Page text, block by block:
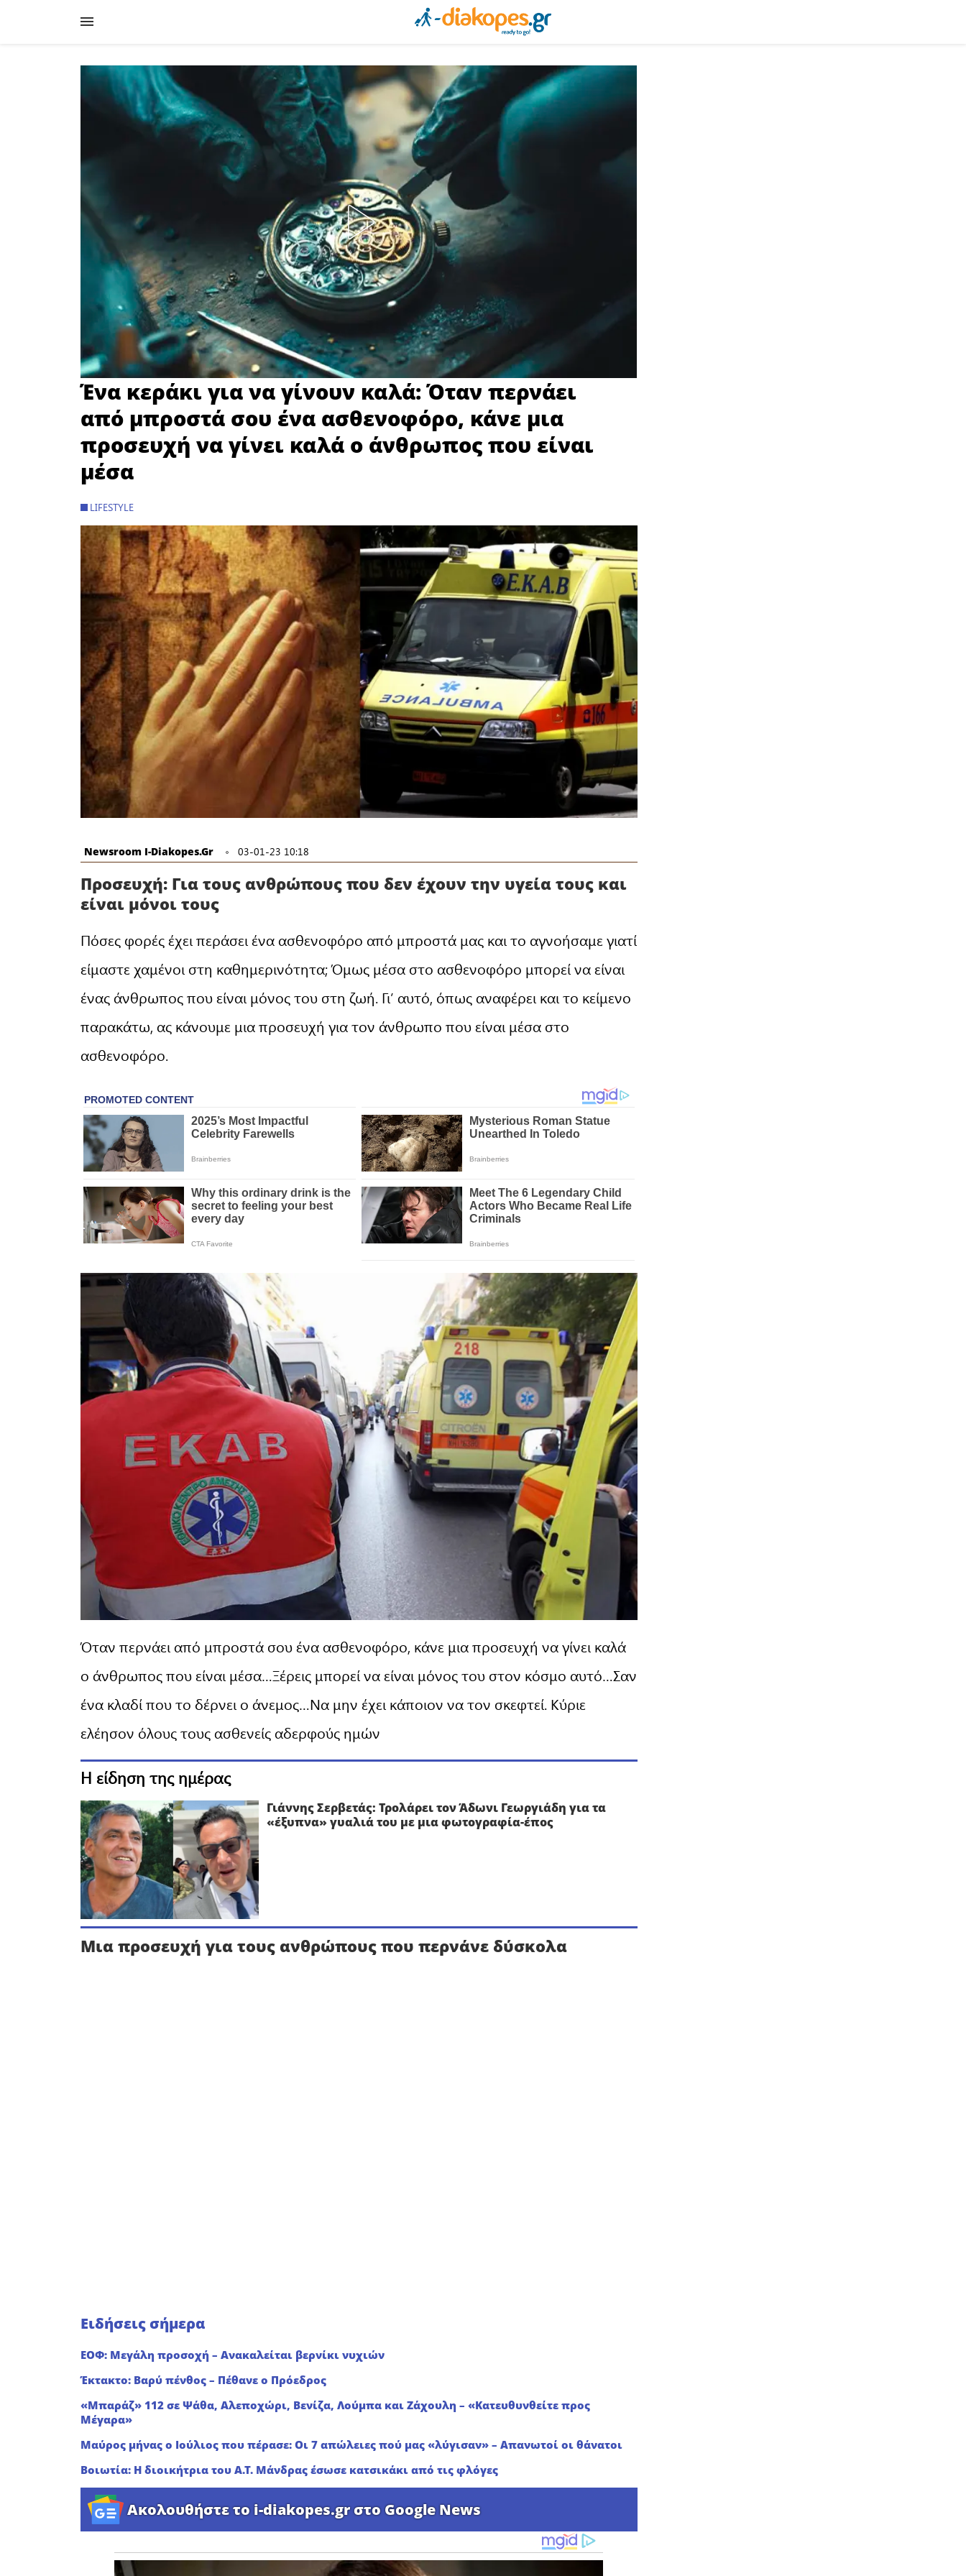
Ένα κεράκι για να γίνουν καλά: Όταν περνάει
από μπροστά σου ένα ασθενοφόρο, κάνε μια
προσευχή να γίνει καλά ο άνθρωπος που είναι
μέσα
LIFESTYLE
Newsroom I-Diakopes.gr 03-01-23 10:18
Προσευχή: Για τους ανθρώπους που δεν έχουν την υγεία τους και
είναι μόνοι τους
Πόσες φορές έχει περάσει ένα ασθενοφόρο από μπροστά μας και το αγνοήσαμε γιατί
είμαστε χαμένοι στη καθημερινότητα; Όμως μέσα στο ασθενοφόρο μπορεί να είναι
ένας άνθρωπος που είναι μόνος του στη ζωή. Γι’ αυτό, όπως αναφέρει και το κείμενο
παρακάτω, ας κάνουμε μια προσευχή για τον άνθρωπο που είναι μέσα στο
ασθενοφόρο.
Όταν περνάει από μπροστά σου ένα ασθενοφόρο, κάνε μια προσευχή να γίνει καλά
ο άνθρωπος που είναι μέσα…Ξέρεις μπορεί να είναι μόνος του στον κόσμο αυτό…Σαν
ένα κλαδί που το δέρνει ο άνεμος…Να μην έχει κάποιον να τον σκεφτεί. Κύριε
ελέησον όλους τους ασθενείς αδερφούς ημών
Η είδηση της ημέρας
Γιάννης Σερβετάς: Τρολάρει τον Άδωνι Γεωργιάδη για τα
«έξυπνα» γυαλιά του με μια φωτογραφία-έπος
Μια προσευχή για τους ανθρώπους που περνάνε δύσκολα
Ειδήσεις σήμερα
ΕΟΦ: Μεγάλη προσοχή – Ανακαλείται βερνίκι νυχιών
Έκτακτο: Βαρύ πένθος – Πέθανε ο Πρόεδρος
«Μπαράζ» 112 σε Ψάθα, Αλεποχώρι, Βενίζα, Λούμπα και Ζάχουλη – «Κατευθυνθείτε προς
Μέγαρα»
Μαύρος μήνας ο Ιούλιος που πέρασε: Οι 7 απώλειες πού μας «λύγισαν» – Απανωτοί οι θάνατοι
Βοιωτία: Η διοικήτρια του Α.Τ. Μάνδρας έσωσε κατσικάκι από τις φλόγες
Ακολουθήστε το i-diakopes.gr στο Google News